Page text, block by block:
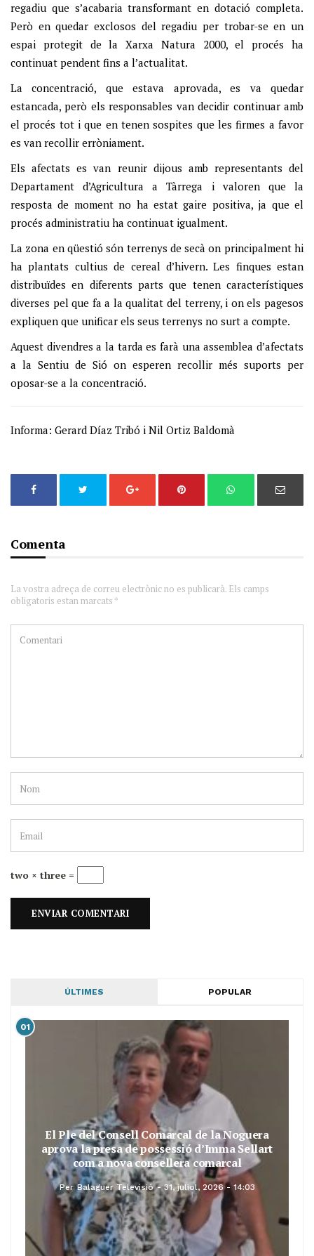
regadiu que s’acabaria transformant en dotació completa.
Però en quedar exclosos del regadiu per trobar-se en un
espai protegit de la Xarxa Natura 2000, el procés ha
continuat pendent fins a l’actualitat.
La concentració, que estava aprovada, es va quedar
estancada, però els responsables van decidir continuar amb
el procés tot i que en tenen sospites que les firmes a favor
es van recollir erròniament.
Els afectats es van reunir dijous amb representants del
Departament d’Agricultura a Tàrrega i valoren que la
resposta de moment no ha estat gaire positiva, ja que el
procés administratiu ha continuat igualment.
La zona en qüestió són terrenys de secà on principalment hi
ha plantats cultius de cereal d’hivern. Les finques estan
distribuïdes en diferents parts que tenen característiques
diverses pel que fa a la qualitat del terreny, i on els pagesos
expliquen que unificar els seus terrenys no surt a compte.
Aquest divendres a la tarda es farà una assemblea d’afectats
a la Sentiu de Sió on esperen recollir més suports per
oposar-se a la concentració.
Informa: Gerard Díaz Tribó i Nil Ortiz Baldomà
Comenta
La vostra adreça de correu electrònic no es publicarà. Els camps
obligatoris estan marcats *
two × three =
ÚLTIMES POPULAR
01
El Ple del Consell Comarcal de la Noguera
aprova la presa de possessió d’Imma Sellart
com a nova consellera comarcal
Per Balaguer Televisió 31, juliol, 2026 - 14:03